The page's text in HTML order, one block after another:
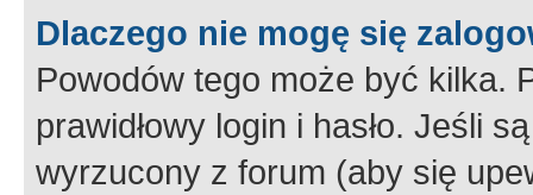
Dlaczego nie mogę się
Powodów tego może być kilka.
prawidłowy login i hasło. Jeśli
wyrzucony z forum (aby się